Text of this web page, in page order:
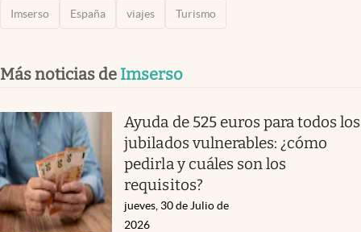
Imserso España viajes Turismo
Más noticias de Imserso
Ayuda de 525 euros para todos los
jubilados vulnerables: ¿cómo
pedirla y cuáles son los
requisitos?
jueves, 30 de Julio de
2026